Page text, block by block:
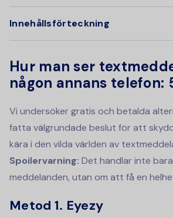
Innehållsförteckning
Hur man ser
någon annans telefon:
Vi undersöker gratis och betalda
fatta välgrundade beslut för att
kära i den vilda världen av
Spoilervarning: Det handlar inte
meddelanden, utan om att få en
Metod 1. Eyezy